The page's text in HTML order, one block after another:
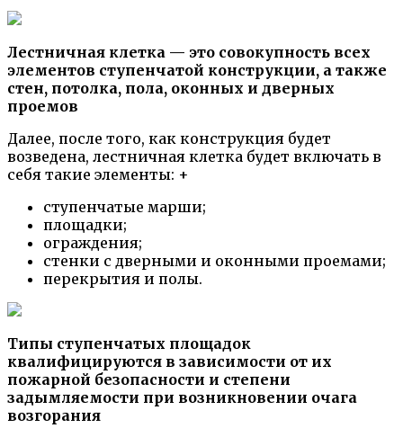
Лестничная клетка — это совокупность всех
элементов ступенчатой конструкции, а также
стен, потолка, пола, оконных и дверных
проемов
Далее, после того, как конструкция будет
возведена, лестничная клетка будет включать в
себя такие элементы: +
ступенчатые марши;
площадки;
ограждения;
стенки с дверными и оконными проемами;
перекрытия и полы.
Типы ступенчатых площадок
квалифицируются в зависимости от их
пожарной безопасности и степени
задымляемости при возникновении очага
возгорания